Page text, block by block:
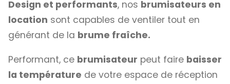
Design et performants, nos brumisateurs en
location sont capables de ventiler tout en
générant de la brume fraîche.
Performant, ce brumisateur peut faire baisser
la température de votre espace de réception